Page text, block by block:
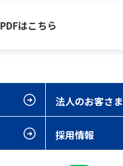
PDFはこちら
法人のお客さま
採用情報